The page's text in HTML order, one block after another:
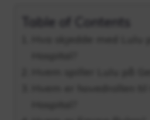
Table of Contents